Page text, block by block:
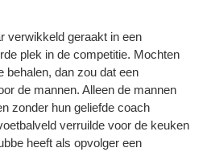
verwikkeld geraakt in een
plek in de competitie. Mochten
behalen, dan zou dat een
de mannen. Alleen de mannen
zonder hun geliefde coach
verruilde voor de keuken
heeft als opvolger een